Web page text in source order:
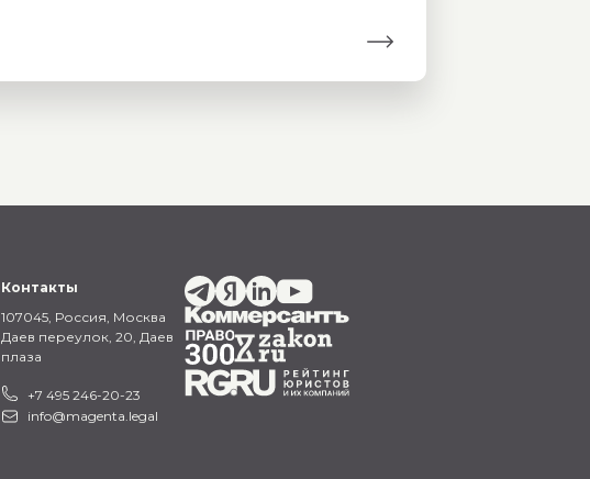
Контакты
107045, Россия, Москва
Даев переулок, 20, Даев
плаза
+7 495 246-20-23
info@magenta.legal